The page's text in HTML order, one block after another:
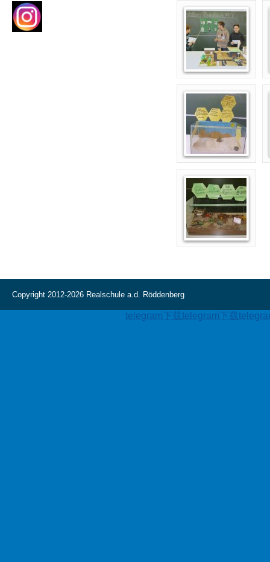
Copyright 2012-2026 Realschule a.d. Röddenberg
telegram下载telegram下载